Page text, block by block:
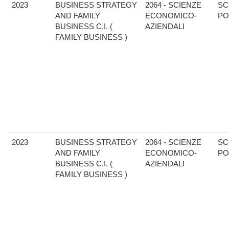
2023
BUSINESS STRATEGY
AND FAMILY
BUSINESS C.I. (
FAMILY BUSINESS )
2064 - SCIENZE
ECONOMICO-
AZIENDALI
2023
BUSINESS STRATEGY
AND FAMILY
BUSINESS C.I. (
FAMILY BUSINESS )
2064 - SCIENZE
ECONOMICO-
AZIENDALI